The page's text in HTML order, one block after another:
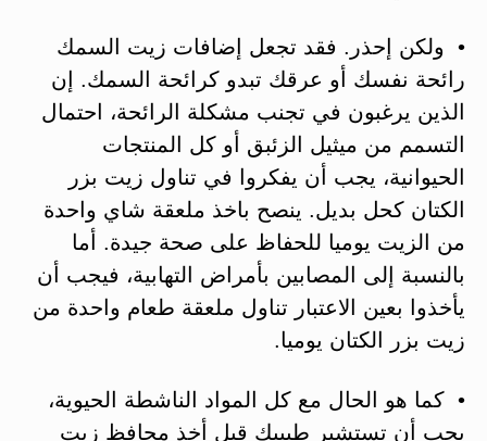
• ولكن إحذر. فقد تجعل إضافات زيت السمك
رائحة نفسك أو عرقك تبدو كرائحة السمك. إن
الذين يرغبون في تجنب مشكلة الرائحة، احتمال
التسمم من ميثيل الزئبق أو كل المنتجات
الحيوانية، يجب أن يفكروا في تناول زيت بزر
الكتان كحل بديل. ينصح باخذ ملعقة شاي واحدة
من الزيت يوميا للحفاظ على صحة جيدة. أما
بالنسبة إلى المصابين بأمراض التهابية، فيجب أن
يأخذوا بعين الاعتبار تناول ملعقة طعام واحدة من
زيت بزر الكتان يوميا.
• كما هو الحال مع كل المواد الناشطة الحيوية،
يجب أن تستشير طبيبك قبل أخذ محافظ زيت